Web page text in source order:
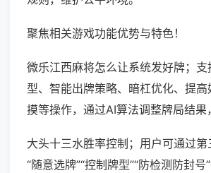
聚焦相关游戏功能优势与特色！
微乐江西麻将怎么让系统发好牌；
型、智能出牌策略、暗杠优化、提高
摸等操作，通过AI算法调整牌局结果
大头十三水胜率控制；用户可通过
“随意选牌”“控制牌型”“防检测防封号